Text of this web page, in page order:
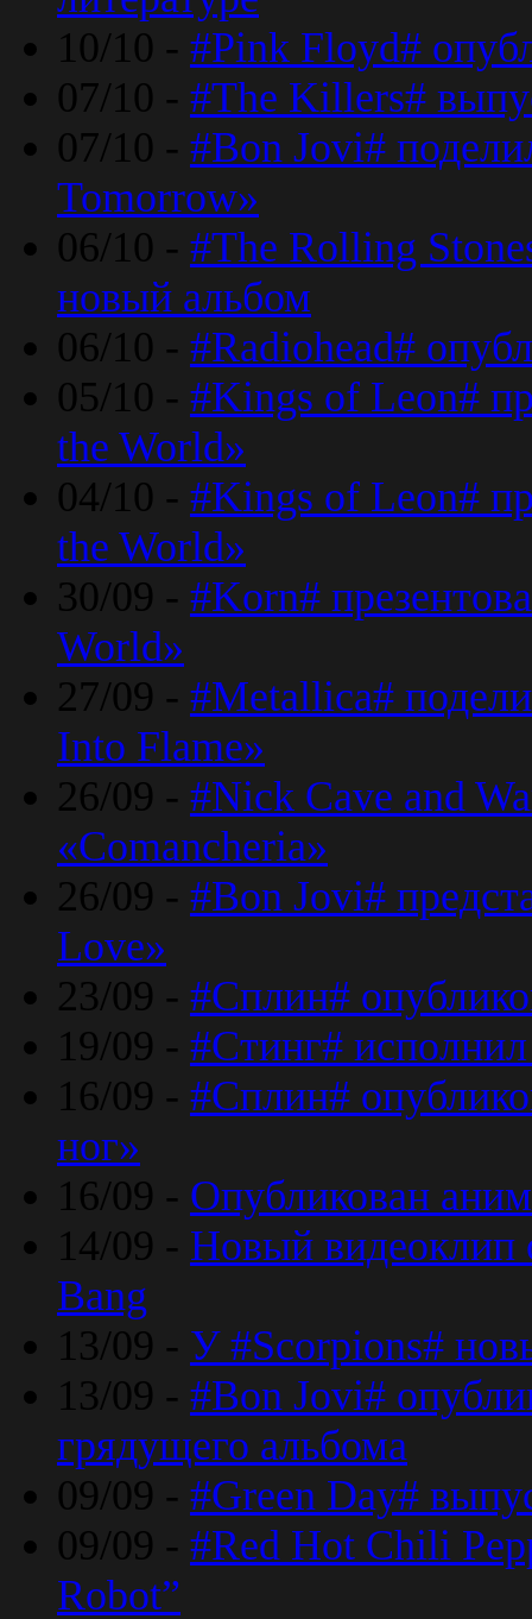
10/10 - #Pink Floyd#
07/10 - #The Killers#
07/10 - #Bon Jovi#
Tomorrow»
06/10 - #The Rolling
новый альбом
06/10 - #Radiohead#
05/10 - #Kings of Leon#
the World»
04/10 - #Kings of Leon#
the World»
30/09 - #Korn#
World»
27/09 - #Metallica#
Into Flame»
26/09 - #Nick Cave and
«Comancheria»
26/09 - #Bon Jovi#
Love»
23/09 - #Сплин#
19/09 - #Стинг#
16/09 - #Сплин#
ног»
16/09 - Опубликован
14/09 - Новый видеоклип
Bang
13/09 - У #Scorpions#
13/09 - #Bon Jovi#
грядущего альбома
09/09 - #Green Day#
09/09 - #Red Hot Chili
Robot”